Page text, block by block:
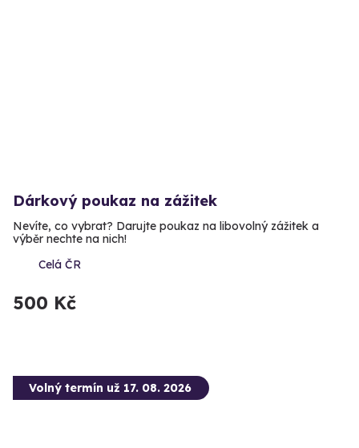
Dárkový poukaz na zážitek
Nevíte, co vybrat? Darujte poukaz na libovolný zážitek a
výběr nechte na nich!
Celá ČR
500 Kč
Volný termín už 17. 08. 2026